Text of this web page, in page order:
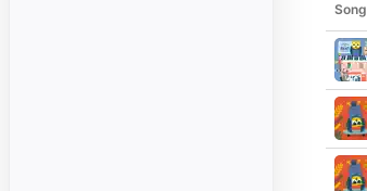
Song